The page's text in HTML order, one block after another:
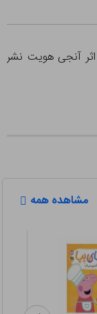
و قرینه اثر آنجی هویت نشر
مشاهده همه